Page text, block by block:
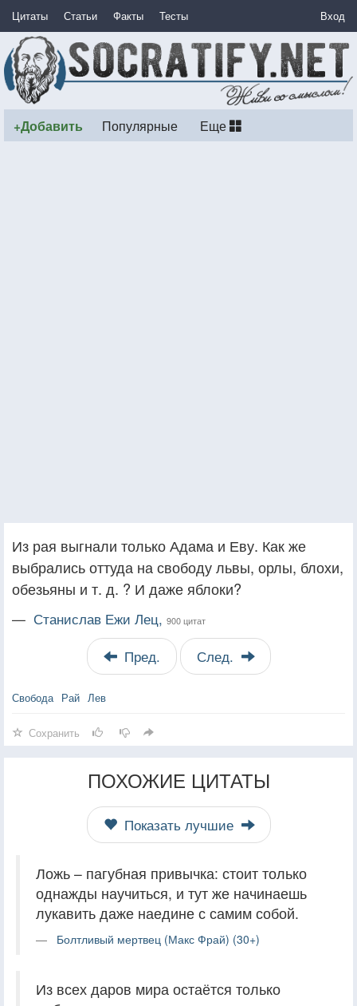
Цитаты Статьи Факты Тесты Вход
+Добавить Популярные Еще
Из рая выгнали только Адама и Еву. Как же
выбрались оттуда на свободу львы, орлы, блохи,
обезьяны и т. д. ? И даже яблоки?
— Станислав Ежи Лец, 900 цитат
Пред. След.
Свобода Рай Лев
Сохранить
ПОХОЖИЕ ЦИТАТЫ
Показать лучшие
Ложь – пагубная привычка: стоит только
однажды научиться, и тут же начинаешь
лукавить даже наедине с самим собой.
Болтливый мертвец (Макс Фрай) (30+)
Из всех даров мира остаётся только